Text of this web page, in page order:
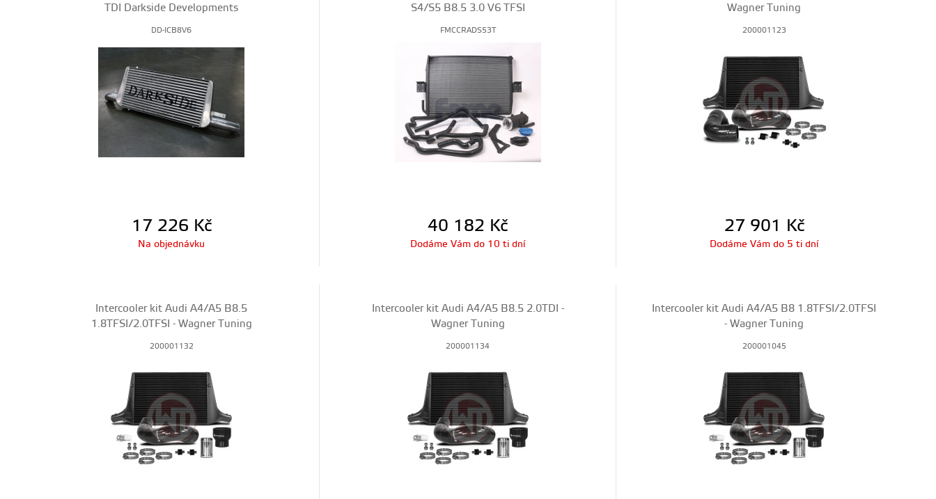
TDI Darkside Developments
DD-ICB8V6
17 226 Kč
Na objednávku
S4/S5 B8.5 3.0 V6 TFSI
FMCCRADS53T
40 182 Kč
Dodáme Vám do 10 ti dní
Wagner Tuning
200001123
27 901 Kč
Dodáme Vám do 5 ti dní
Intercooler kit Audi A4/A5 B8.5
1.8TFSI/2.0TFSI - Wagner Tuning
200001132
Intercooler kit Audi A4/A5 B8.5 2.0TDI -
Wagner Tuning
200001134
Intercooler kit Audi A4/A5 B8 1.8TFSI/2.0TFSI
- Wagner Tuning
200001045